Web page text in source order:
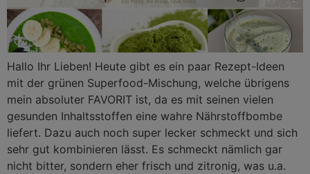
Hallo Ihr Lieben! Heute gibt es ein paar Rezept-Ideen
mit der grünen Superfood-Mischung, welche übrigens
mein absoluter FAVORIT ist, da es mit seinen vielen
gesunden Inhaltsstoffen eine wahre Nährstoffbombe
liefert. Dazu auch noch super lecker schmeckt und sich
sehr gut kombinieren lässt. Es schmeckt nämlich gar
nicht bitter, sondern eher frisch und zitronig, was u.a.